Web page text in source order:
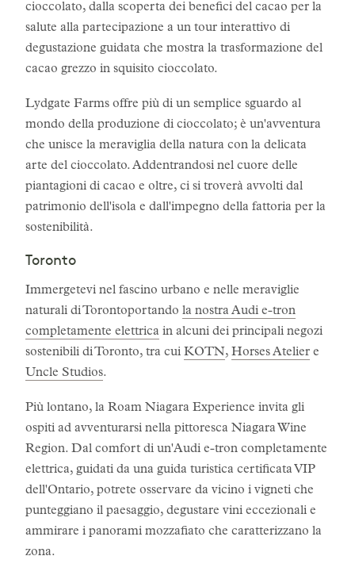
cioccolato, dalla scoperta dei benefici del cacao per la
salute alla partecipazione a un tour interattivo di
degustazione guidata che mostra la trasformazione del
cacao grezzo in squisito cioccolato.
Lydgate Farms offre più di un semplice sguardo al
mondo della produzione di cioccolato; è un'avventura
che unisce la meraviglia della natura con la delicata
arte del cioccolato. Addentrandosi nel cuore delle
piantagioni di cacao e oltre, ci si troverà avvolti dal
patrimonio dell'isola e dall'impegno della fattoria per la
sostenibilità.
Toronto
Immergetevi nel fascino urbano e nelle meraviglie
naturali di Torontoportando la nostra Audi e-tron
completamente elettrica in alcuni dei principali negozi
sostenibili di Toronto, tra cui KOTN, Horses Atelier e
Uncle Studios.
Più lontano, la Roam Niagara Experience invita gli
ospiti ad avventurarsi nella pittoresca Niagara Wine
Region. Dal comfort di un'Audi e-tron completamente
elettrica, guidati da una guida turistica certificata VIP
dell'Ontario, potrete osservare da vicino i vigneti che
punteggiano il paesaggio, degustare vini eccezionali e
ammirare i panorami mozzafiato che caratterizzano la
zona.